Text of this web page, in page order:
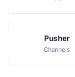
Pusher
Channels